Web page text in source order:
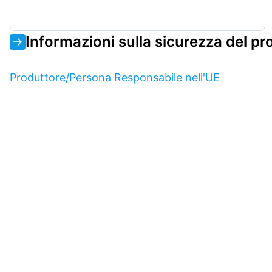
Informazioni sulla sicurezza del
Produttore/Persona Responsabile nell'UE